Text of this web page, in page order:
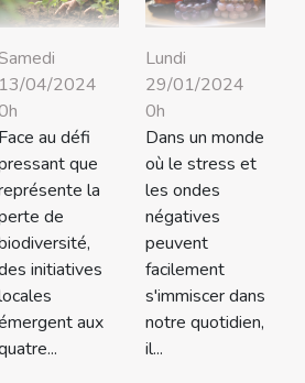
13/04/2024
Face au défi
que
la
de
initiatives
aux
Lundi
29/01/2024
0h
Dans un monde
où le stress et
les ondes
négatives
peuvent
facilement
s'immiscer dans
notre quotidien,
il...